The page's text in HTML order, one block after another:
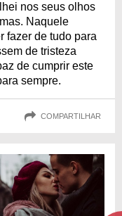
nos seus olhos
Naquele
fazer de tudo para
de tristeza
de cumprir este
sempre.
COMPARTILHAR